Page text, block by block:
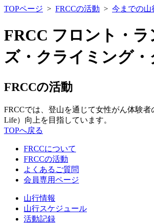
TOPページ > FRCCの活動 > 今までの山
FRCC フロント・ラ
ズ・クライミング
FRCCの活動
FRCCでは、登山を通じて女性がん体験者
Life）向上を目指しています。
TOPへ戻る
FRCCについて
FRCCの活動
よくあるご質問
会員専用ページ
山行情報
山行スケジュール
活動記録